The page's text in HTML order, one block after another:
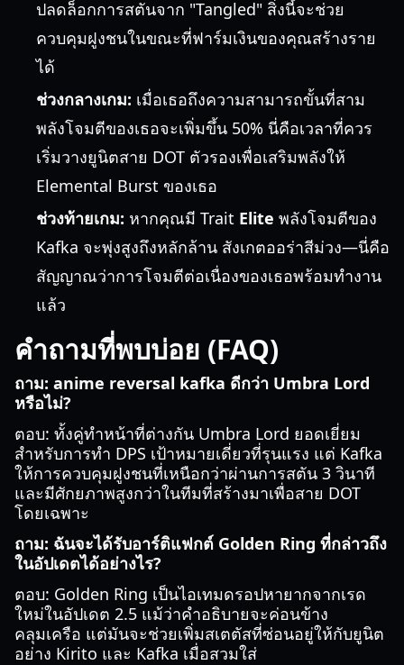
ปลดล็อกการสตันจาก "Tangled" สิ่งนี้จะช่วย
ควบคุมฝูงชนในขณะที่ฟาร์มเงินของคุณสร้างราย
ได้
ช่วงกลางเกม: เมื่อเธอถึงความสามารถขั้นที่สาม
พลังโจมตีของเธอจะเพิ่มขึ้น 50% นี่คือเวลาที่ควร
เริ่มวางยูนิตสาย DOT ตัวรองเพื่อเสริมพลังให้
Elemental Burst ของเธอ
ช่วงท้ายเกม: หากคุณมี Trait Elite พลังโจมตีของ
Kafka จะพุ่งสูงถึงหลักล้าน สังเกตออร่าสีม่วง—นี่คือ
สัญญาณว่าการโจมตีต่อเนื่องของเธอพร้อมทำงาน
แล้ว
คำถามที่พบบ่อย (FAQ)
ถาม: anime reversal kafka ดีกว่า Umbra Lord
หรือไม่?
ตอบ: ทั้งคู่ทำหน้าที่ต่างกัน Umbra Lord ยอดเยี่ยม
สำหรับการทำ DPS เป้าหมายเดี่ยวที่รุนแรง แต่ Kafka
ให้การควบคุมฝูงชนที่เหนือกว่าผ่านการสตัน 3 วินาที
และมีศักยภาพสูงกว่าในทีมที่สร้างมาเพื่อสาย DOT
โดยเฉพาะ
ถาม: ฉันจะได้รับอาร์ติแฟกต์ Golden Ring ที่กล่าวถึง
ในอัปเดตได้อย่างไร?
ตอบ: Golden Ring เป็นไอเทมดรอปหายากจากเรด
ใหม่ในอัปเดต 2.5 แม้ว่าคำอธิบายจะค่อนข้าง
คลุมเครือ แต่มันจะช่วยเพิ่มสเตตัสที่ซ่อนอยู่ให้กับยูนิต
อย่าง Kirito และ Kafka เมื่อสวมใส่